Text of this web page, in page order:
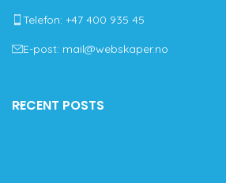
Telefon: +47 400 935 45
E-post: mail@webskaper.no
RECENT POSTS